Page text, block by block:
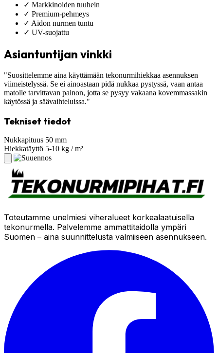
✓ Markkinoiden tuuhein
✓ Premium-pehmeys
✓ Aidon nurmen tuntu
✓ UV-suojattu
Asiantuntijan vinkki
"Suosittelemme aina käyttämään tekonurmihiekkaa asennuksen
viimeistelyssä. Se ei ainoastaan pidä nukkaa pystyssä, vaan antaa
matolle tarvittavan painon, jotta se pysyy vakaana kovemmassakin
käytössä ja säävaihteluissa."
Tekniset tiedot
Nukkapituus 50 mm
Hiekkatäyttö 5-10 kg / m²
Toteutamme unelmiesi viheralueet korkealaatuisella
tekonurmella. Palvelemme ammattitaidolla ympäri
Suomen – aina suunnittelusta valmiiseen asennukseen.